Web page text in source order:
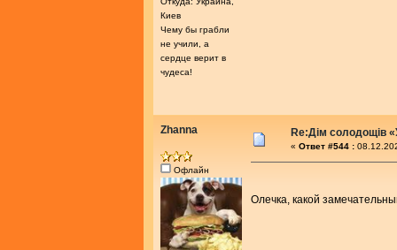
Киев
Чему бы грабли
не учили, а
сердце верит в
чудеса!
Zhanna
Офлайн
Re:Дім солодощів
« Ответ #544 :
Олечка, какой